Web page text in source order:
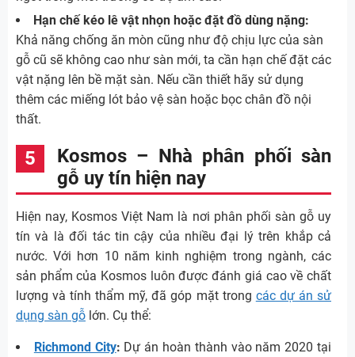
Hạn chế kéo lê vật nhọn hoặc đặt đồ dùng nặng:
Khả năng chống ăn mòn cũng như độ chịu lực của sàn
gỗ cũ sẽ không cao như sàn mới, ta cần hạn chế đặt các
vật nặng lên bề mặt sàn. Nếu cần thiết hãy sử dụng
thêm các miếng lót bảo vệ sàn hoặc bọc chân đồ nội
thất.
Kosmos – Nhà phân phối sàn
gỗ uy tín hiện nay
Hiện nay, Kosmos Việt Nam là nơi phân phối sàn gỗ uy
tín và là đối tác tin cậy của nhiều đại lý trên khắp cả
nước. Với hơn 10 năm kinh nghiệm trong ngành, các
sản phẩm của Kosmos luôn được đánh giá cao về chất
lượng và tính thẩm mỹ, đã góp mặt trong các dự án sử
dụng sàn gỗ lớn. Cụ thể:
Richmond City: Dự án hoàn thành vào năm 2020 tại